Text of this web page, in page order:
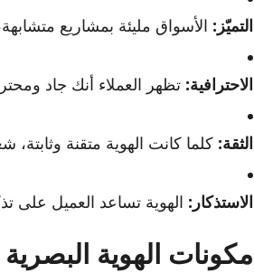
التميّز: الأسواق مليئة بمشاريع
الاحترافية: تظهر العملاء أنك جاد
الثقة: كلما كانت الهوية متقنة وثابتة،
الاستذكار: الهوية تساعد العميل على
مكونات الهوية